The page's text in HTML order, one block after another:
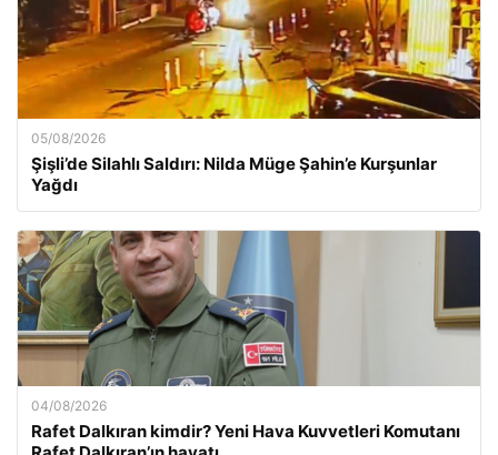
05/08/2026
Şişli’de Silahlı Saldırı: Nilda Müge Şahin’e Kurşunlar
Yağdı
04/08/2026
Rafet Dalkıran kimdir? Yeni Hava Kuvvetleri Komutanı